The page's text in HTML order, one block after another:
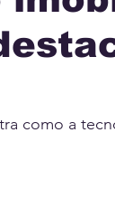
como a